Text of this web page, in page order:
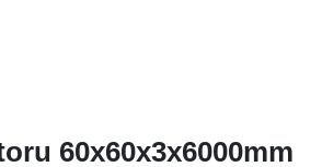
60x60x3x6000mm